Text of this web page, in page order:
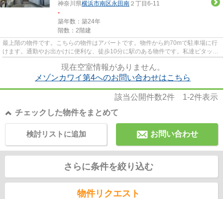
神奈川県横浜市南区永田南 ２丁目6-11
-
築年数：築24年
階数：2階建
最上階の物件です。こちらの物件はアパートです。物件から約70mで駐車場に行
けます。通勤やお出かけに便利な、徒歩10分に駅のある物件です。私達ピタット
現在空室情報がありません。
メゾンカワイ第4へのお問い合わせはこちら
該当公開件数2件 1-2件表示
チェックした物件をまとめて
お問い合わせ
検討リストに追加
さらに条件を絞り込む
物件リクエスト